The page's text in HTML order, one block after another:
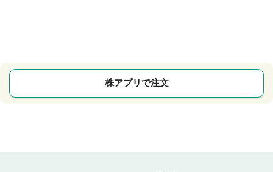
株アプリで注文